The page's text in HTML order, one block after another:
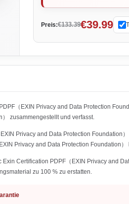
Preis:€133.39€39.99
（EXIN Privacy and Data Protection
zusammengestellt und verfasst.
Privacy and Data Protection
Privacy and Data Protection Foundation
Certification PDPF（EXIN Privacy and
zu 100 % zu erstatten.